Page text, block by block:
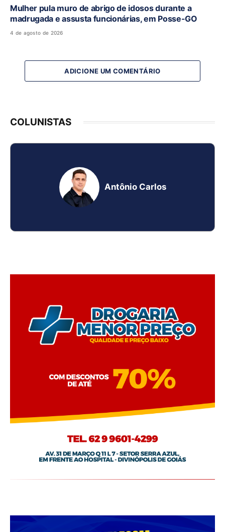
Mulher pula muro de abrigo de idosos durante a
madrugada e assusta funcionárias, em Posse-GO
4 de agosto de 2026
ADICIONE UM COMENTÁRIO
COLUNISTAS
Antônio Carlos